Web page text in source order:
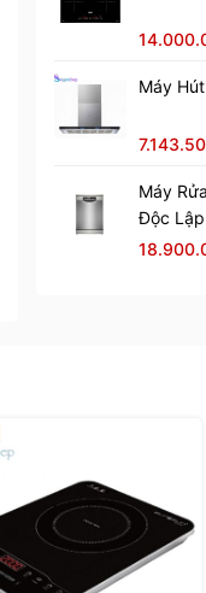
Máy
Máy
Độc Lập